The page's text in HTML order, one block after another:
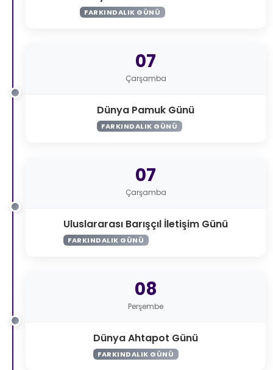
FARKINDALIK GÜNÜ
07
Çarşamba
Dünya Pamuk Günü
FARKINDALIK GÜNÜ
07
Çarşamba
Uluslararası Barışçıl İletişim Günü
FARKINDALIK GÜNÜ
08
Perşembe
Dünya Ahtapot Günü
FARKINDALIK GÜNÜ